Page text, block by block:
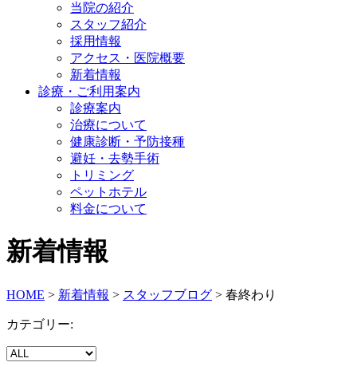
当院の紹介
スタッフ紹介
採用情報
アクセス・医院概要
新着情報
診療・ご利用案内
診療案内
治療について
健康診断・予防接種
避妊・去勢手術
トリミング
ペットホテル
料金について
新着情報
HOME > 新着情報 > スタッフブログ > 春終わり
カテゴリー: